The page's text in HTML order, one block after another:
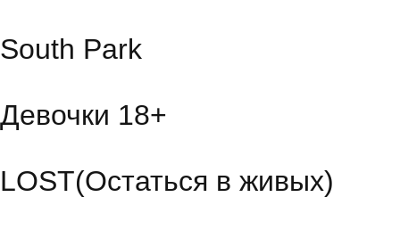
South Park
Девочки 18+
LOST(Остаться в живых)